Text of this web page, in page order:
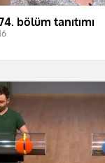
bölüm tanıtımı